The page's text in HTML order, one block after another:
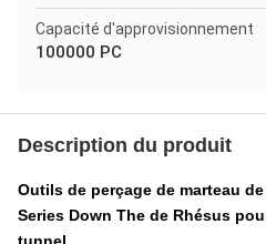
Capacité d'approvisionnement
100000 PC
Description du produit
Outils de perçage de marteau
Series Down The de Rhésus